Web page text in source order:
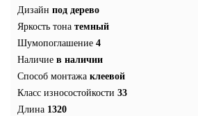
Дизайн под дерево
Яркость тона темный
Шумопоглашение 4
Наличие в наличии
Способ монтажа клеевой
Класс износостойкости 33
Длина 1320